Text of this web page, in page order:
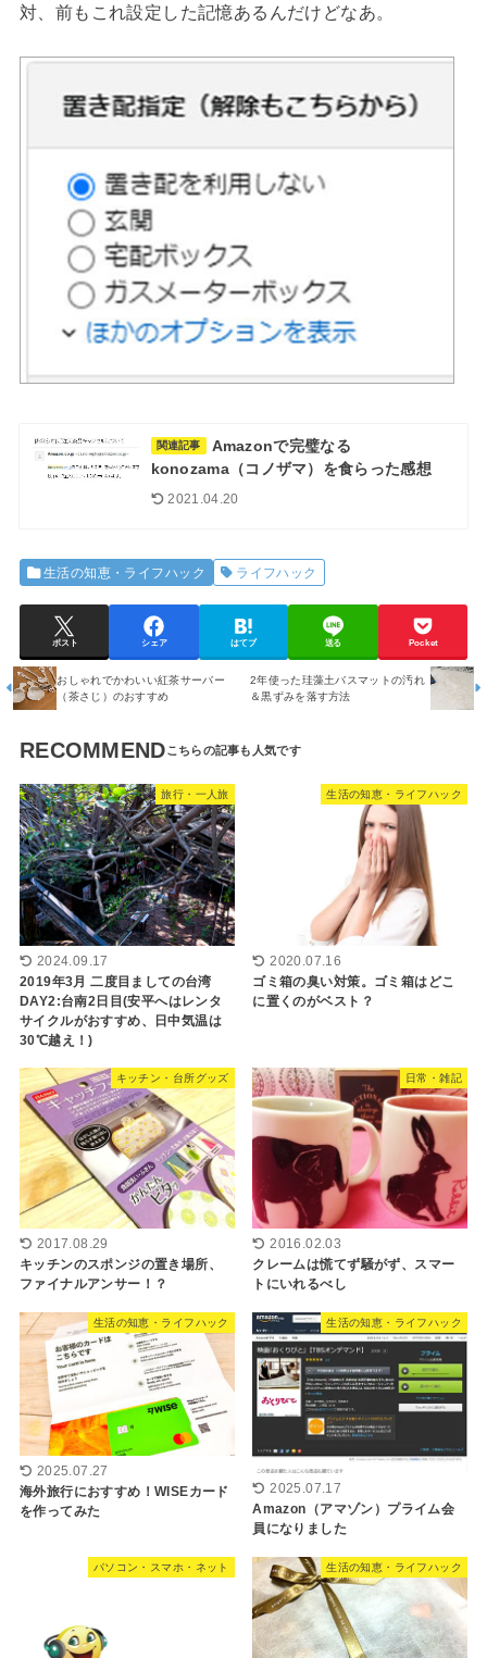
対、前もこれ設定した記憶あるんだけどなあ。
関連記事
Amazonで完璧なる
konozama（コノザマ）を食らった感想
2021.04.20
生活の知恵・ライフハック ライフハック
ポスト シェア はてブ 送る Pocket
おしゃれでかわいい紅茶サーバー
（茶さじ）のおすすめ
2年使った珪藻土バスマットの汚れ
＆黒ずみを落す方法
RECOMMEND
旅行・一人旅
2024.09.17
2019年3月 二度目ましての台湾
DAY2:台南2日目(安平へはレンタ
サイクルがおすすめ、日中気温は
30℃越え！)
生活の知恵・ライフハック
2020.07.16
ゴミ箱の臭い対策。ゴミ箱はどこ
に置くのがベスト？
キッチン・台所グッズ
2017.08.29
キッチンのスポンジの置き場所、
ファイナルアンサー！？
日常・雑記
2016.02.03
クレームは慌てず騒がず、スマー
トにいれるべし
生活の知恵・ライフハック
2025.07.27
海外旅行におすすめ！WISEカード
を作ってみた
生活の知恵・ライフハック
2025.07.17
Amazon（アマゾン）プライム会
員になりました
パソコン・スマホ・ネット 生活の知恵・ライフハック